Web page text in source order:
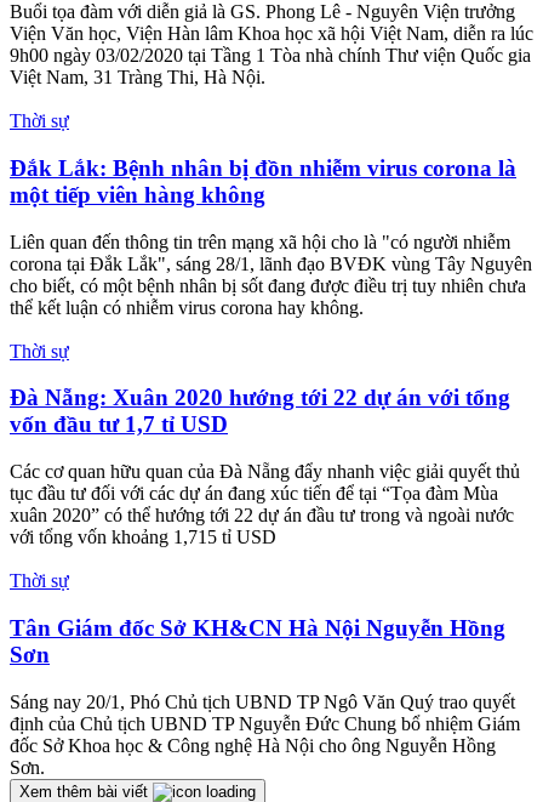
Buổi tọa đàm với diễn giả là GS. Phong Lê - Nguyên Viện trưởng
Viện Văn học, Viện Hàn lâm Khoa học xã hội Việt Nam, diễn ra lúc
9h00 ngày 03/02/2020 tại Tầng 1 Tòa nhà chính Thư viện Quốc gia
Việt Nam, 31 Tràng Thi, Hà Nội.
Thời sự
Đắk Lắk: Bệnh nhân bị đồn nhiễm virus corona là
một tiếp viên hàng không
Liên quan đến thông tin trên mạng xã hội cho là "có người nhiễm
corona tại Đắk Lắk", sáng 28/1, lãnh đạo BVĐK vùng Tây Nguyên
cho biết, có một bệnh nhân bị sốt đang được điều trị tuy nhiên chưa
thể kết luận có nhiễm virus corona hay không.
Thời sự
Đà Nẵng: Xuân 2020 hướng tới 22 dự án với tổng
vốn đầu tư 1,7 tỉ USD
Các cơ quan hữu quan của Đà Nẵng đẩy nhanh việc giải quyết thủ
tục đầu tư đối với các dự án đang xúc tiến để tại “Tọa đàm Mùa
xuân 2020” có thể hướng tới 22 dự án đầu tư trong và ngoài nước
với tổng vốn khoảng 1,715 tỉ USD
Thời sự
Tân Giám đốc Sở KH&CN Hà Nội Nguyễn Hồng
Sơn
Sáng nay 20/1, Phó Chủ tịch UBND TP Ngô Văn Quý trao quyết
định của Chủ tịch UBND TP Nguyễn Đức Chung bổ nhiệm Giám
đốc Sở Khoa học & Công nghệ Hà Nội cho ông Nguyễn Hồng
Sơn.
Xem thêm bài viết